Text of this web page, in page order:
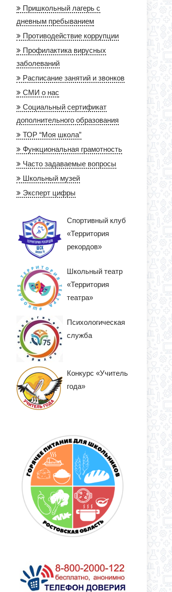
Пришкольный лагерь с
дневным пребыванием
Противодействие коррупции
Профилактика вирусных
заболеваний
Расписание занятий и звонков
СМИ о нас
Социальный сертификат
дополнительного образования
ТОР “Моя школа”
Функциональная грамотность
Часто задаваемые вопросы
Школьный музей
Эксперт цифры
Спортивный клуб
«Территория
рекордов»
Школьный театр
«Территория
театра»
Психологическая
служба
Конкурс «Учитель
года»